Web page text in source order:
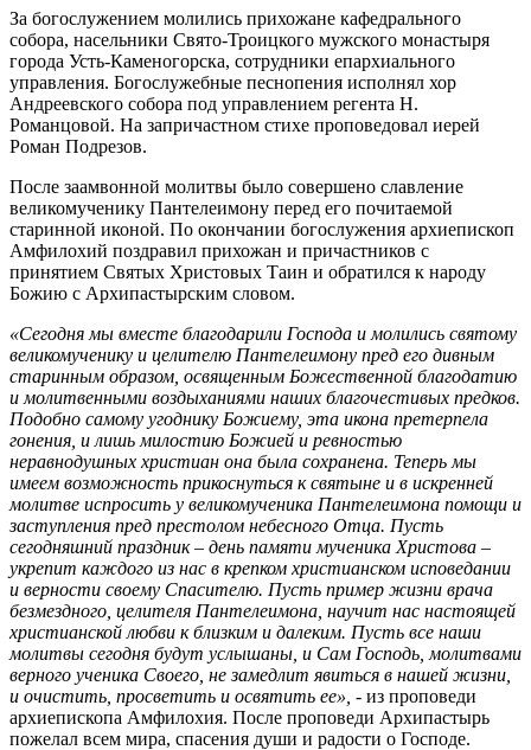
За богослужением молились прихожане кафедрального
собора, насельники Свято-Троицкого мужского монастыря
города Усть-Каменогорска, сотрудники епархиального
управления. Богослужебные песнопения исполнял хор
Андреевского собора под управлением регента Н.
Романцовой. На запричастном стихе проповедовал иерей
Роман Подрезов.
После заамвонной молитвы было совершено славление
великомученику Пантелеимону перед его почитаемой
старинной иконой. По окончании богослужения архиепископ
Амфилохий поздравил прихожан и причастников с
принятием Святых Христовых Таин и обратился к народу
Божию с Архипастырским словом.
«Сегодня мы вместе благодарили Господа и молились святому
великомученику и целителю Пантелеимону пред его дивным
старинным образом, освященным Божественной благодатию
и молитвенными воздыханиями наших благочестивых предков.
Подобно самому угоднику Божиему, эта икона претерпела
гонения, и лишь милостию Божией и ревностью
неравнодушных христиан она была сохранена. Теперь мы
имеем возможность прикоснуться к святыне и в искренней
молитве испросить у великомученика Пантелеимона помощи и
заступления пред престолом небесного Отца. Пусть
сегодняшний праздник – день памяти мученика Христова –
укрепит каждого из нас в крепком христианском исповедании
и верности своему Спасителю. Пусть пример жизни врача
безмездного, целителя Пантелеимона, научит нас настоящей
христианской любви к близким и далеким. Пусть все наши
молитвы сегодня будут услышаны, и Сам Господь, молитвами
верного ученика Своего, не замедлит явиться в нашей жизни,
и очистить, просветить и освятить ее», - из проповеди
архиепископа Амфилохия. После проповеди Архипастырь
пожелал всем мира, спасения души и радости о Господе.